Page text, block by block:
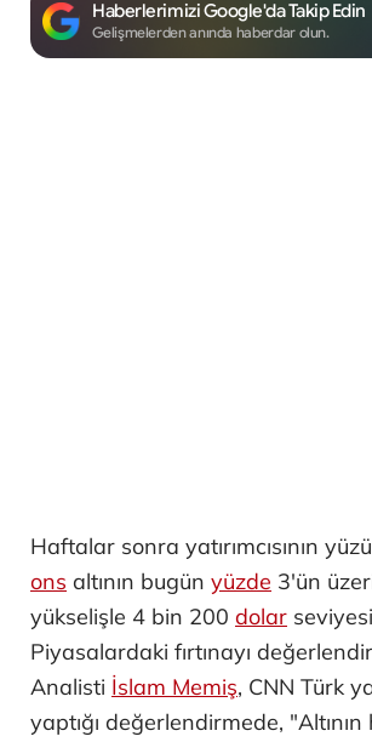
Haberlerimizi Google'da Takip Edin
Gelişmelerden anında haberdar olun.
Haftalar sonra yatırımcısının
ons altının bugün yüzde 3'ün
yükselişle 4 bin 200 dolar
Piyasalardaki fırtınayı
Analisti İslam Memiş, CNN Türk
yaptığı değerlendirmede,